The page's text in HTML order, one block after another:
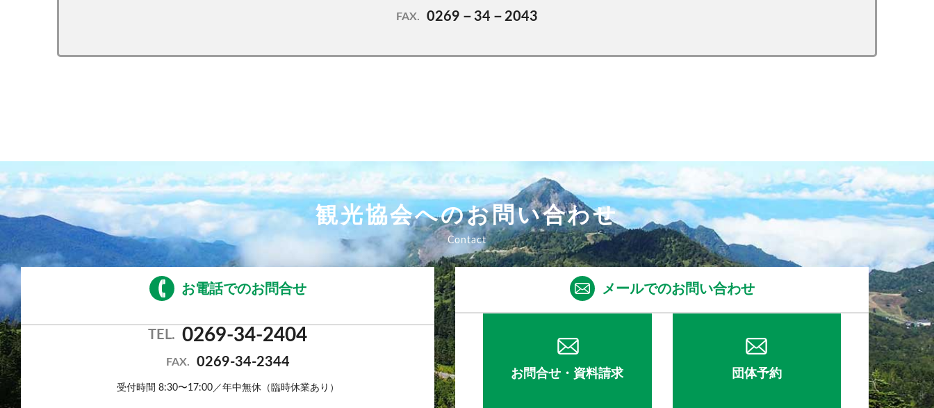
FAX. 0269－34－2043
観光協会へのお問い合わせ
お電話でのお問合せ
TEL. 0269-34-2404
FAX. 0269-34-2344
受付時間 8:30〜17:00／年中無休（臨時休業あり）
メールでのお問い合わせ
お問合せ・資料請求 団体予約